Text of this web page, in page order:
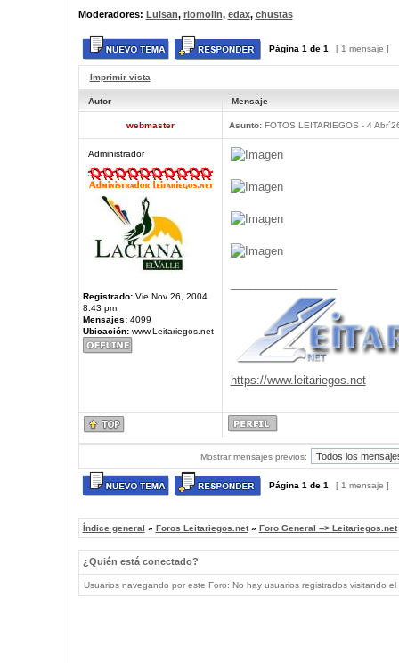
Moderadores: Luisan, riomolin, edax, chustas
Página 1 de 1 [ 1 mensaje ]
Imprimir vista
Autor Mensaje
webmaster Asunto:FOTOS LEITARIEGOS - 4
Administrador
Registrado:Vie Nov 26, 2004
8:43 pm
Mensajes:4099
Ubicación:www.Leitariegos.net
https://www.leitariegos.net
Mostrar mensajes previos:
Página 1 de 1 [ 1 mensaje ]
Índice general » Foros Leitariegos.net» Foro General --> Leitariegos.net
¿Quién está conectado?
Usuarios navegando por este Foro: No hay usuarios registrados visitando